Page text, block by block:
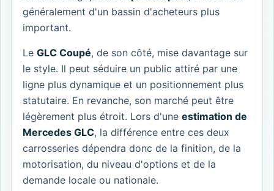
généralement d'un bassin d'acheteurs plus
important.
Le GLC Coupé, de son côté, mise davantage sur
le style. Il peut séduire un public attiré par une
ligne plus dynamique et un positionnement plus
statutaire. En revanche, son marché peut être
légèrement plus étroit. Lors d'une estimation de
Mercedes GLC, la différence entre ces deux
carrosseries dépendra donc de la finition, de la
motorisation, du niveau d'options et de la
demande locale ou nationale.